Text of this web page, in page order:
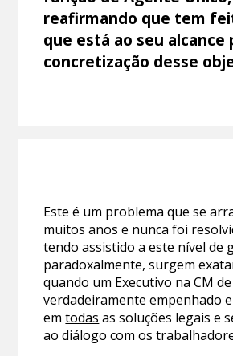
reafirmando que tem
que está ao seu alcance
concretização desse
Este é um problema que se
muitos anos e nunca foi
tendo assistido a este nível de
paradoxalmente, surgem
quando um Executivo na CM
verdadeiramente empenhado
emtodas as soluções legais e
ao diálogo com os